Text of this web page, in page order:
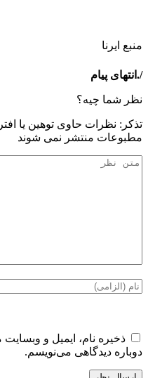
منبع ایرنا
/.انتهای پیام
نظر شما چیه؟
تذكر: نظرات حاوی توهين يا
مطبوعات منتشر نمی شوند
ذخیره نام، ایمیل و
دوباره دیدگاهی می‌نویسم.